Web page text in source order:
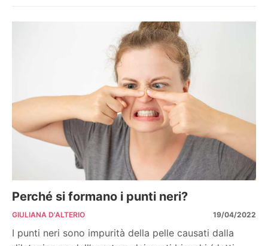
Perché si formano i punti neri?
GIULIANA D'ALTERIO 19/04/2022
I punti neri sono impurità della pelle causati dalla